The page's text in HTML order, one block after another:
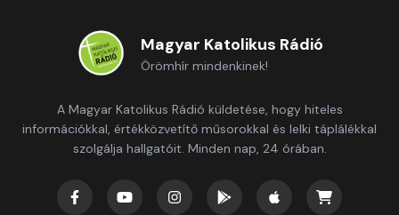
Magyar Katolikus Rádió
Örömhír mindenkinek!
A Magyar Katolikus Rádió küldetése, hogy hiteles
információkkal, értékközvetítő műsorokkal és lelki táplálékkal
szolgálja hallgatóit. Minden nap, 24 órában.